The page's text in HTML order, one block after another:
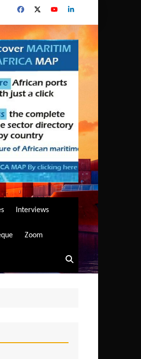
Interviews
Zoom